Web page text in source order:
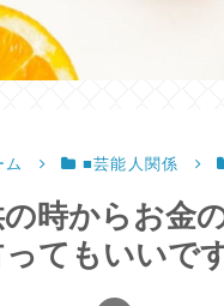
ム ■芸能人関係
時からお金
てもいいで